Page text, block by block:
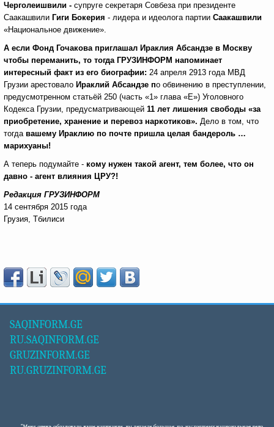
Черголеишвили - супруге секретаря Совбеза при президенте
Саакашвили Гиги Бокерия - лидера и идеолога партии Саакашвили
«Национальное движение».
А если Фонд Гочакова приглашал Ираклия Абсандзе в Москву
чтобы переманить, то тогда ГРУЗИНФОРМ напоминает
интересный факт из его биографии: 24 апреля 2913 года МВД
Грузии арестовало Ираклий Абсандзе по обвинению в преступлении,
предусмотренном статьёй 250 (часть «1» глава «Е») Уголовного
Кодекса Грузии, предусматривающей 11 лет лишения свободы «за
приобретение, хранение и перевоз наркотиков». Дело в том, что
тогда вашему Ираклию по почте пришла целая бандероль …
марихуаны!
А теперь подумайте - кому нужен такой агент, тем более, что он
давно - агент влияния ЦРУ?!
Редакция ГРУЗИНФОРМ
14 сентября 2015 года
Грузия, Тбилиси
SAQINFORM.GE
RU.SAQINFORM.GE
GRUZINFORM.GE
RU.GRUZINFORM.GE